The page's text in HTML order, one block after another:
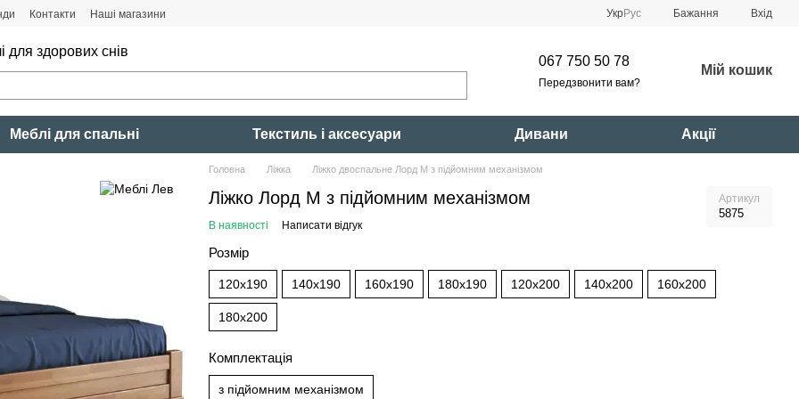
Контакти Наші магазини УкрРус Бажання Вхід
для здорових снів
067 750 50 78
Передзвонити вам?
Мій кошик
Меблі для спальні Текстиль і аксесуари Дивани Акції
Головна Ліжка Ліжко двоспальне Лорд М з підйомним механізмом
Ліжко Лорд М з підйомним механізмом Артикул
5875
В наявності Написати відгук
Розмір
120x190 140x190 160x190 180x190 120x200 140x200 160x200
180x200
Комплектація
з підйомним механізмом